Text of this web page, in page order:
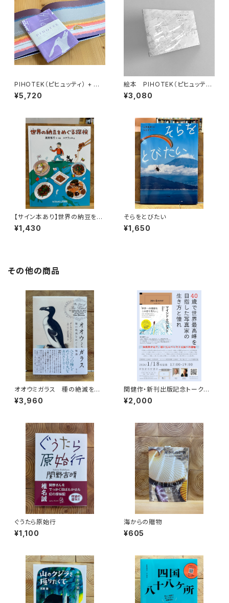
PIHOTEK（ピヒュッティ） + オリ
ジナルふろしき（薄紫）セット
¥5,720
絵本 PIHOTEK（ピヒュッティ）
北極を風と歩く
¥3,080
【サイン本あり】世界の納豆をめ
ぐる探検
¥1,430
そらをとびたい
¥1,650
その他の商品
オオウミガラス 種の絶滅をめ
ぐる物語
¥3,960
関健作・新刊出版記念トークイ
ベント録画視聴権
¥2,000
ぐうたら原始行
¥1,100
海からの贈物
¥605